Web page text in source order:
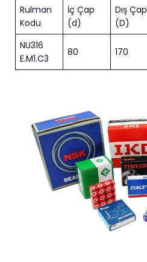
Rulman
Kodu
İç Çap
(d)
Dış Çap
(D)
NU316
E.M1.C3
80 170